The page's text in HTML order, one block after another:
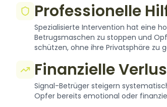
Professionelle
Spezialisierte Intervention hat eine
Betrugsmaschen zu stoppen und
schützen, ohne ihre Privatsphäre zu
Finanzielle
Signal-Betrüger steigern
Opfer bereits emotional oder